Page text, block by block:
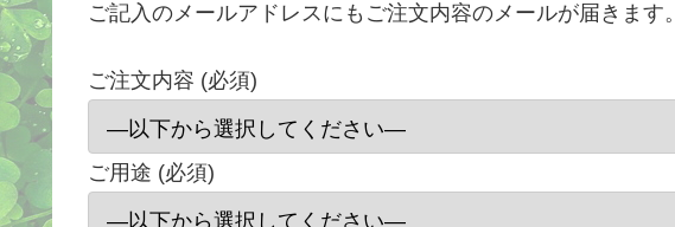
ご記入のメールアドレスにもご注文内容のメールが届きます。
ご注文内容 (必須)
ご用途 (必須)